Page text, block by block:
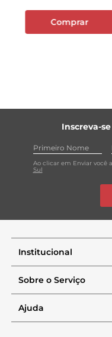
Comprar
Inscreva-
Ao clicar em Enviar você
Sul
Institucional
Sobre o Serviço
Ajuda